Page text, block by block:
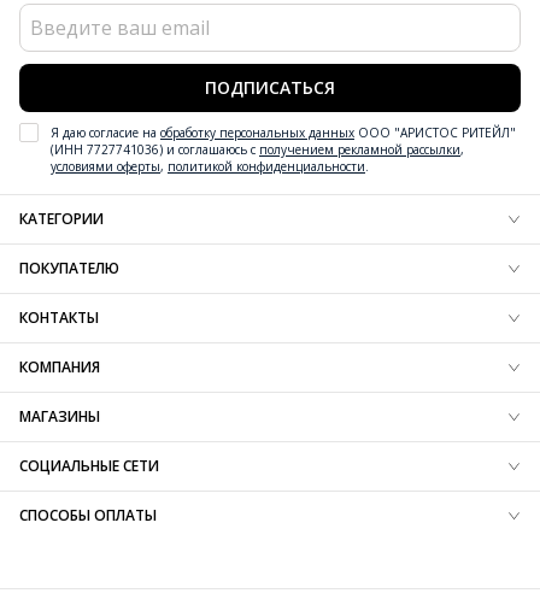
КАТЕГОРИИ
Новинки одежды
Обувь
Аксессуары
Вдохновение
Технологии
SALE
ПОКУПАТЕЛЮ
Доставка
Оплата
Вопрос-ответ
Таблица размеров
Защита информации
КОНТАКТЫ
Контактная информация
КОМПАНИЯ
Карта сайта
Карьера
МАГАЗИНЫ
СОЦИАЛЬНЫЕ СЕТИ
ПОДПИСАТЬСЯ
Я даю согласие на обработку персональных данных ООО "АРИСТОС РИТЕЙЛ"
(ИНН 7727741036) и соглашаюсь с получением рекламной рассылки,
условиями оферты, политикой конфиденциальности.
СПОСОБЫ ОПЛАТЫ